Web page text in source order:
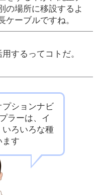
の場所に移設するよ
ケーブルですね。
するってコトだ。
プションナビ
ラーは、イ
ろいろな種
ます